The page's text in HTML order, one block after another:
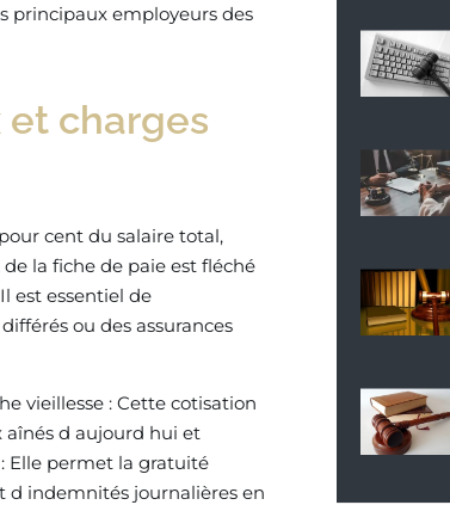
principaux employeurs des
charges
cent du salaire total,
la fiche de paie est fléché
est essentiel de
ou des assurances
vieillesse : Cette cotisation
aînés d aujourd hui et
Elle permet la gratuité
d indemnités journalières en